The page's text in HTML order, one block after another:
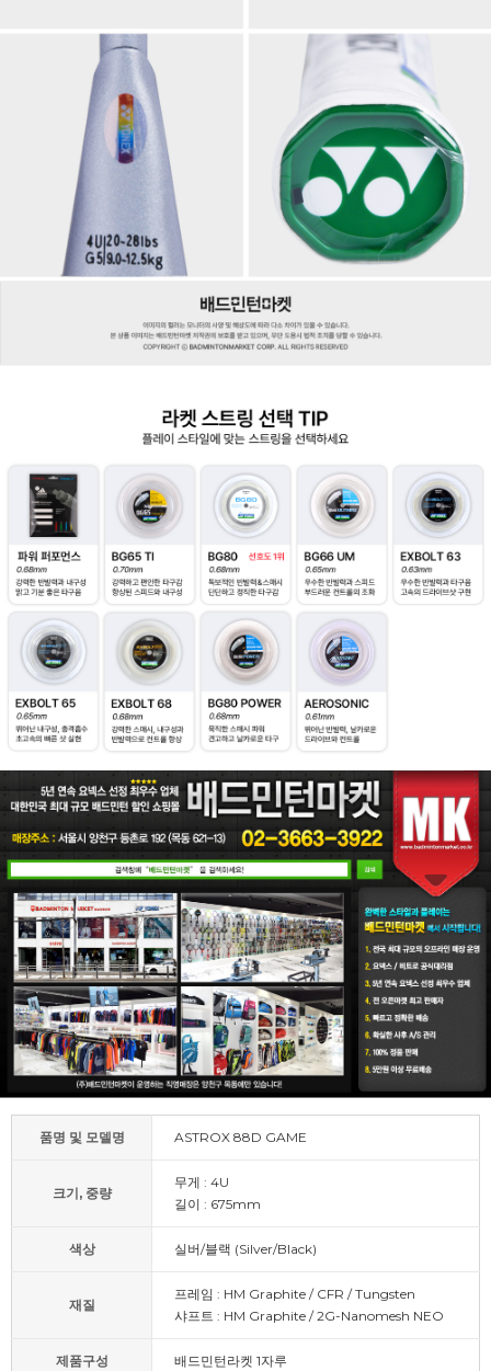
품명 및 모델명 ASTROX 88D GAME
크기, 중량
무게 : 4U
길이 : 675mm
색상 실버/블랙 (Silver/Black)
재질
프레임 : HM Graphite / CFR / Tungsten
샤프트 : HM Graphite / 2G-Nanomesh NEO
제품구성 배드민턴라켓 1자루